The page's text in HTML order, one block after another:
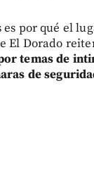
por qué el
El Dorado
temas de
de